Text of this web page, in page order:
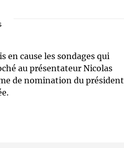
en cause les sondages qui
au présentateur Nicolas
de nomination du président